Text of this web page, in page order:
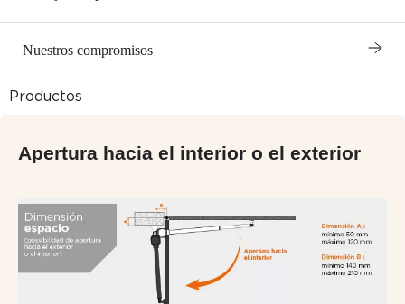
Nuestros compromisos
Productos
Apertura hacia el interior o el exterior